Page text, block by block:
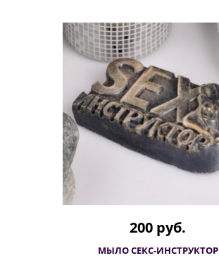
200 руб.
МЫЛО СЕКС-ИНСТРУКТОР